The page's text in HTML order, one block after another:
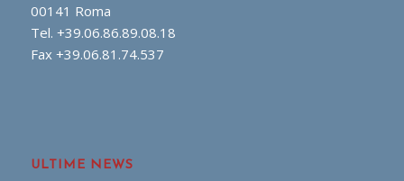
00141 Roma
Tel. +39.06.86.89.08.18
Fax +39.06.81.74.537
ULTIME NEWS